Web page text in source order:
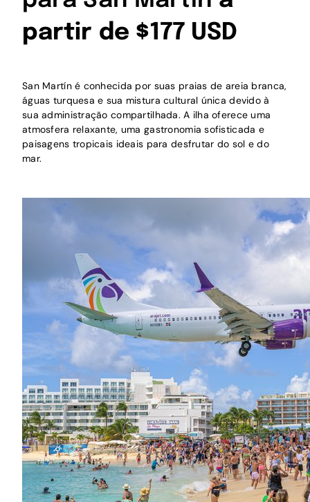
partir de $177 USD
San Martín é conhecida por suas praias de areia branca,
águas turquesa e sua mistura cultural única devido à
sua administração compartilhada. A ilha oferece uma
atmosfera relaxante, uma gastronomia sofisticada e
paisagens tropicais ideais para desfrutar do sol e do
mar.